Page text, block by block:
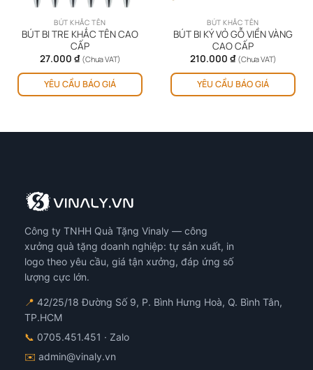
BÚT KHẮC TÊN
BÚT BI TRE KHẮC TÊN CAO
CẤP
27.000 ₫ (Chưa VAT)
YÊU CẦU BÁO GIÁ
BÚT KHẮC TÊN
BÚT BI KÝ VỎ GỖ VIỀN VÀNG
CAO CẤP
210.000 ₫ (Chưa VAT)
YÊU CẦU BÁO GIÁ
Công ty TNHH Quà Tặng Vinaly — công
xưởng quà tặng doanh nghiệp: tự sản xuất, in
logo theo yêu cầu, giá tận xưởng, đáp ứng số
lượng cực lớn.
📍 42/25/18 Đường Số 9, P. Bình Hưng Hoà, Q. Bình Tân,
TP.HCM
📞 0705.451.451 · Zalo
✉️ admin@vinaly.vn